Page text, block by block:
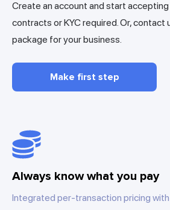
Create an account and start
contracts or KYC required. Or, contact
package for your business.
Make first step
Always know what you pay
Integrated per-transaction pricing